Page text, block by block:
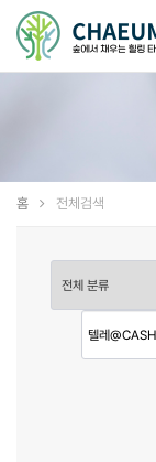
홈 전체검색